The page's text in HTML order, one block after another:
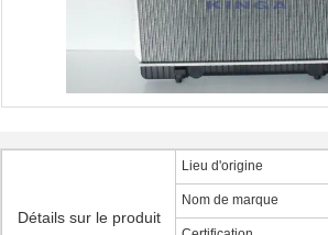
Détails sur le produit
Lieu d'origine
Nom de marque